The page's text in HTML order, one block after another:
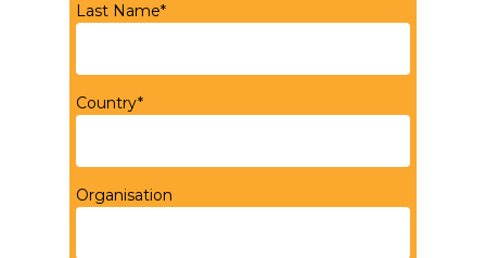
Last Name*
Country*
Organisation